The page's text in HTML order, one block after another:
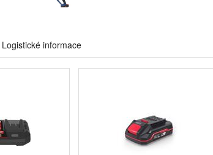
Logistické informace